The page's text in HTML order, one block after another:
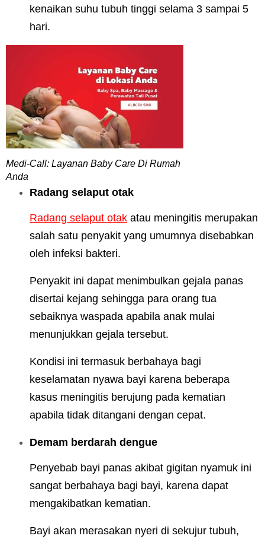
kenaikan suhu tubuh tinggi selama 3 sampai 5
hari.
Medi-Call: Layanan Baby Care Di Rumah
Anda
Radang selaput otak
Radang selaput otak atau meningitis merupakan
salah satu penyakit yang umumnya disebabkan
oleh infeksi bakteri.
Penyakit ini dapat menimbulkan gejala panas
disertai kejang sehingga para orang tua
sebaiknya waspada apabila anak mulai
menunjukkan gejala tersebut.
Kondisi ini termasuk berbahaya bagi
keselamatan nyawa bayi karena beberapa
kasus meningitis berujung pada kematian
apabila tidak ditangani dengan cepat.
Demam berdarah dengue
Penyebab bayi panas akibat gigitan nyamuk ini
sangat berbahaya bagi bayi, karena dapat
mengakibatkan kematian.
Bayi akan merasakan nyeri di sekujur tubuh,